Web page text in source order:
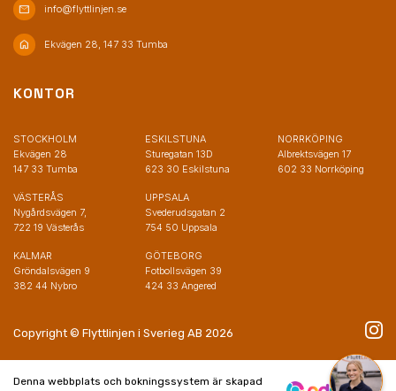
mail info@flyttlinjen.se
home Ekvägen 28, 147 33 Tumba
KONTOR
STOCKHOLM
Ekvägen 28
147 33 Tumba
VÄSTERÅS
Nygårdsvägen 7,
722 19 Västerås
KALMAR
Gröndalsvägen 9
382 44 Nybro
ESKILSTUNA
Sturegatan 13D
623 30 Eskilstuna
UPPSALA
Svederudsgatan 2
754 50 Uppsala
GÖTEBORG
Fotbollsvägen 39
424 33 Angered
NORRKÖPING
Albrektsvägen 17
602 33 Norrköping
Copyright © Flyttlinjen i Sverieg AB 2026
Denna webbplats och bokningssystem är skapad